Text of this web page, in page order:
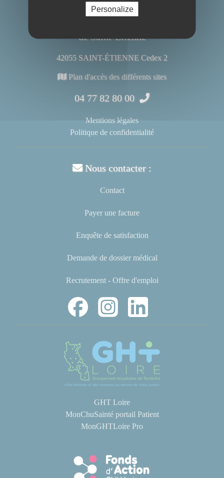
de Saint-Étienne
42055 SAINT-ÉTIENNE Cedex 2
Plan d'accès des différents sites
04 77 82 80 00
Mentions légales
Politique de confidentialité
Nous contacter :
Contact
Payer une facture
Enquête de satisfaction
Demande de dossier médical
Recrutement - Offre d'emploi
GHT Loire
MonChuSainté portail Patient
MonGHTLoire Pro
Personalize